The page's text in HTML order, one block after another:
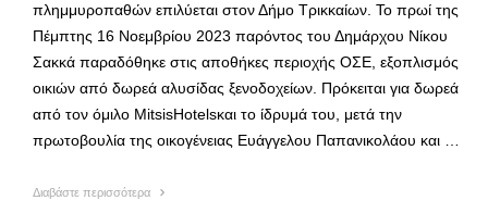
πλημμυροπαθών επιλύεται στον Δήμο Τρικκαίων. Το πρωί της
Πέμπτης 16 Νοεμβρίου 2023 παρόντος του Δημάρχου Νίκου
Σακκά παραδόθηκε στις αποθήκες περιοχής ΟΣΕ, εξοπλισμός
οικιών από δωρεά αλυσίδας ξενοδοχείων. Πρόκειται για δωρεά
από τον όμιλο MitsisHotelsκαι το ίδρυμά του, μετά την
πρωτοβουλία της οικογένειας Ευάγγελου Παπανικολάου και …
Διαβάστε περισσότερα